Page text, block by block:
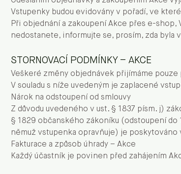
Vstupenky budou evidovány v pořadí, ve
Při objednání a zakoupení Akce přes e-
nedostanete, informujte se, prosím, zda byla
STORNOVACÍ PODMÍNKY – AKCE
Veškeré změny objednávek přijímáme
V souladu s níže uvedeným je zaplacené
Nárok na odstoupení od smlouvy
Z důvodu uvedeného v ust. § 1837 písm. j)
§ 1829 občanského zákoníku (odstoupení do
němuž vstupenka opravňuje) je
Fakturace a způsob úhrady – Akce
Každý účastník je povinen před zahájením